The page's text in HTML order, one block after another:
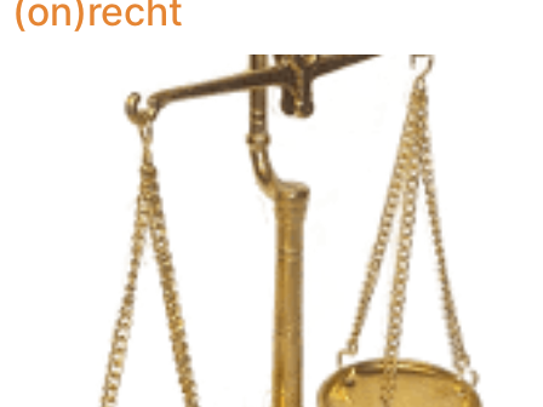
(on)recht